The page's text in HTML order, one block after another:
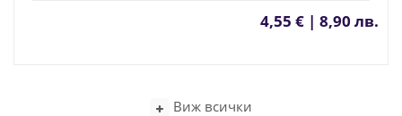
4,55 € | 8,90 лв.
Виж всички